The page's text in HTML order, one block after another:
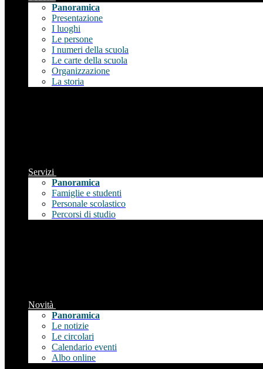
Panoramica
Presentazione
I luoghi
Le persone
I numeri della scuola
Le carte della scuola
Organizzazione
La storia
Servizi
Panoramica
Famiglie e studenti
Personale scolastico
Percorsi di studio
Novità
Panoramica
Le notizie
Le circolari
Calendario eventi
Albo online